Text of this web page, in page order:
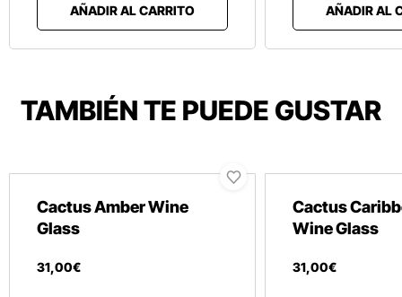
AÑADIR AL CARRITO AÑADIR AL
TAMBIÉN TE PUEDE GUSTAR
Cactus Amber Wine
Glass
31,00€
Cactus
Wine Glass
31,00€